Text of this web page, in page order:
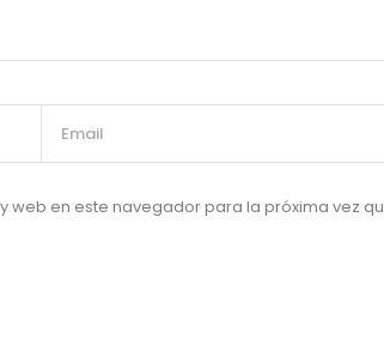
web en este navegador para la próxima vez